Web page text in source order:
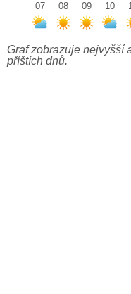
07
08
09
10
Graf zobrazuje nejvyšší
příštích dnů.